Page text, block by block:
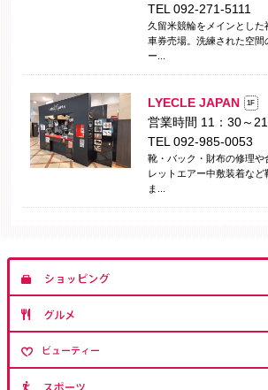
TEL 092-271-5111
久留米競輪をメインとし
車券売場。洗練された空間
ー...
LYECLE JAPAN 1F
営業時間 11：30～
TEL 092-985-0053
靴・バック・財布の修理や
レットエアー中敷装着な
ま...